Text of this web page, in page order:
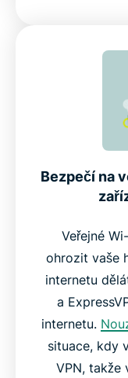
Bezpečí na
Veřejné
ohrozit vaše
internetu
a
internetu.
situace, kdy
VPN, takže